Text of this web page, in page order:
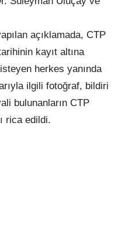
açıklamada, CTP
kayıt altına
herkes yanında
ilgili fotoğraf, bildiri
bulunanların CTP
rica edildi.